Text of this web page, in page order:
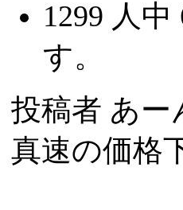
1299 人中
す。
投稿者 あー
真速の価格